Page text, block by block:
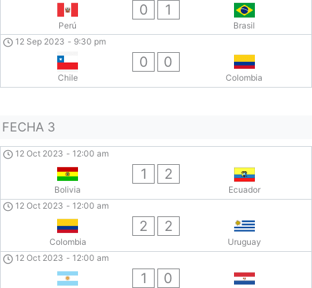
Perú
0 1
Brasil
12 Sep 2023 - 9:30 pm
Chile
0 0
Colombia
FECHA 3
12 Oct 2023 - 12:00 am
Bolivia
1 2
Ecuador
12 Oct 2023 - 12:00 am
Colombia
2 2
Uruguay
12 Oct 2023 - 12:00 am
1 0